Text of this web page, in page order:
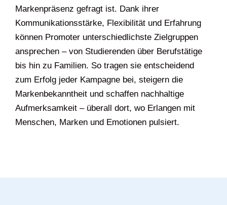
Markenpräsenz gefragt ist. Dank ihrer
Kommunikationsstärke, Flexibilität und Erfahrung
können Promoter unterschiedlichste Zielgruppen
ansprechen – von Studierenden über Berufstätige
bis hin zu Familien. So tragen sie entscheidend
zum Erfolg jeder Kampagne bei, steigern die
Markenbekanntheit und schaffen nachhaltige
Aufmerksamkeit – überall dort, wo Erlangen mit
Menschen, Marken und Emotionen pulsiert.